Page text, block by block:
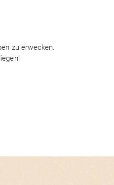
zu erwecken.